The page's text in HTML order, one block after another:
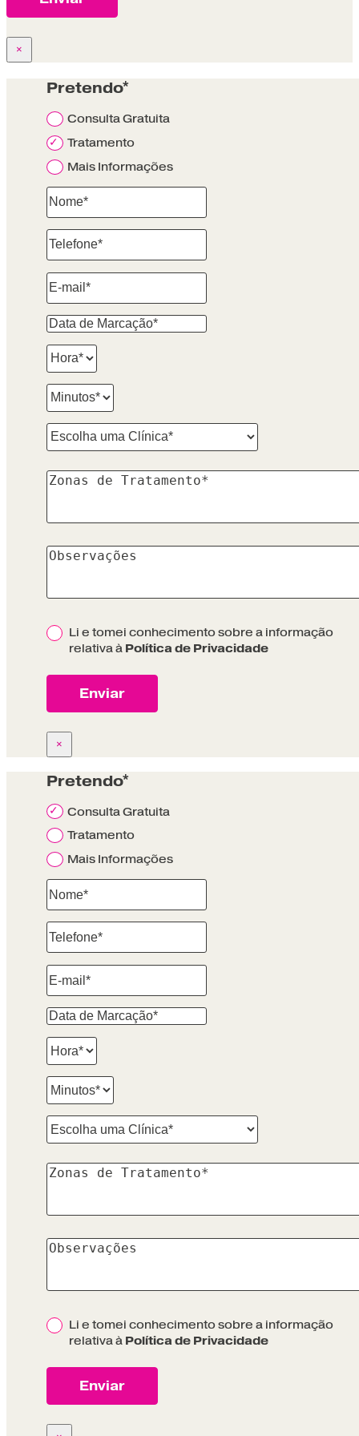
×
Pretendo*
Consulta Gratuita
Tratamento
Mais Informações
Li e tomei conhecimento sobre a informação
relativa à Política de Privacidade
×
Pretendo*
Consulta Gratuita
Tratamento
Mais Informações
Li e tomei conhecimento sobre a informação
relativa à Política de Privacidade